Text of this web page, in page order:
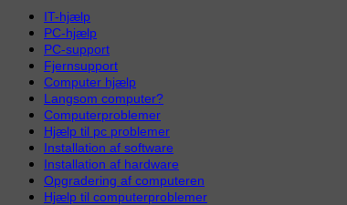
IT-hjælp
PC-hjælp
PC-support
Fjernsupport
Computer hjælp
Langsom computer?
Computerproblemer
Hjælp til pc problemer
Installation af software
Installation af hardware
Opgradering af computeren
Hjælp til computerproblemer